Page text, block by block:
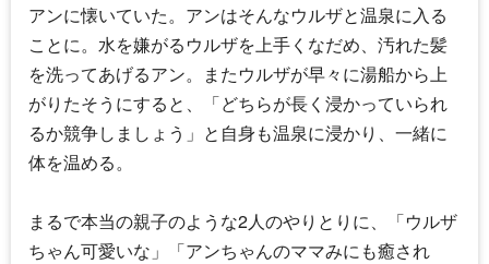
アンに懐いていた。アンはそんなウルザと温泉に入る
ことに。水を嫌がるウルザを上手くなだめ、汚れた髪
を洗ってあげるアン。またウルザが早々に湯船から上
がりたそうにすると、「どちらが長く浸かっていられ
るか競争しましょう」と自身も温泉に浸かり、一緒に
体を温める。
まるで本当の親子のような2人のやりとりに、「ウルザ
ちゃん可愛いな」「アンちゃんのママみにも癒され